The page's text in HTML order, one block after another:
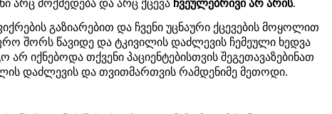
არც მოქმედება და არც ქცევა ჩვეულებრივი არ არის.
გაზიარებით და ჩვენი უცნაური ქცევების მოყოლით
შორს წავიდე და ტკივილის დაძლევის ჩემეული ხედვა
იქნებოდა თქვენი პაციენტებისთვის შეგეთავაზებინათ
დაძლევის და თვითმართვის რამდენიმე მეთოდი.